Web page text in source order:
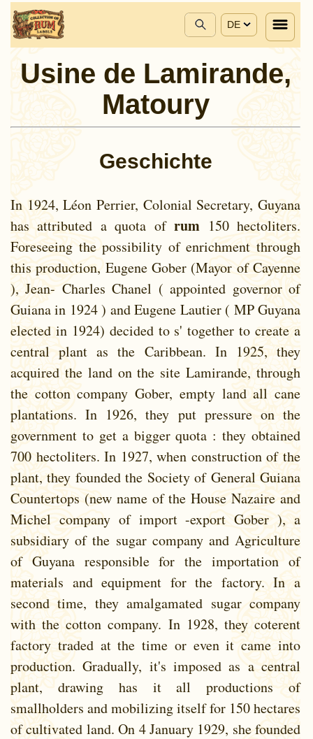
DE
Usine de Lamirande,
Matoury
Geschichte
In 1924, Léon Perrier, Colonial Secretary, Guyana
has attributed a quota ofrum 150 hectoliters.
Foreseeing the possibility of enrichment through
this production, Eugene Gober (Mayor of Cayenne
), Jean- Charles Chanel ( appointed governor of
Guiana in 1924 ) and Eugene Lautier ( MP Guyana
elected in 1924) decided to s' together to create a
central plant as the Caribbean. In 1925, they
acquired the land on the site Lamirande, through
the cotton company Gober, empty land all cane
plantations. In 1926, they put pressure on the
government to get a bigger quota : they obtained
700 hectoliters. In 1927, when construction of the
plant, they founded the Society of General Guiana
Countertops (new name of the House Nazaire and
Michel company of import -export Gober ), a
subsidiary of the sugar company and Agriculture
of Guyana responsible for the importation of
materials and equipment for the factory. In a
second time, they amalgamated sugar company
with the cotton company. In 1928, they coterent
factory traded at the time or even it came into
production. Gradually, it's imposed as a central
plant, drawing has it all productions of
smallholders and mobilizing itself for 150 hectares
of cultivated land. On 4 January 1929, she founded